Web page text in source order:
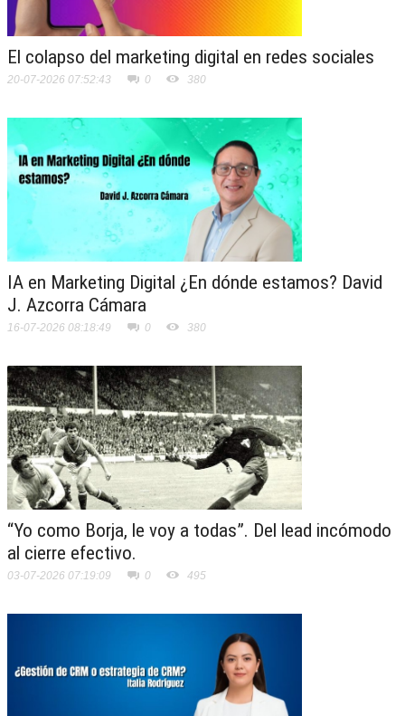
El colapso del marketing digital en redes sociales
20-07-2026 07:52:43 0 380
IA en Marketing Digital ¿En dónde estamos? David
J. Azcorra Cámara
16-07-2026 08:18:49 0 380
“Yo como Borja, le voy a todas”. Del lead incómodo
al cierre efectivo.
03-07-2026 07:19:09 0 495